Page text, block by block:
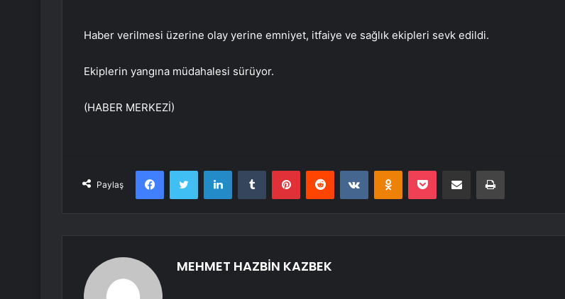
Haber verilmesi üzerine olay yerine emniyet, itfaiye ve sağlık ekipleri sevk edildi.
Ekiplerin yangına müdahalesi sürüyor.
(HABER MERKEZİ)
Paylaş
FacebookTwitter LinkedInTumblr PinterestReddit VKontakteOdnoklassniki
Pocket E-Posta ile paylaş Yazdır
MEHMET HAZBİN KAZBEK